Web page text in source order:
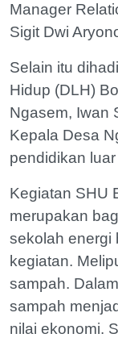
Manager
Sigit Dwi
Selain itu
Hidup (DLH)
Ngasem, Iwan
Kepala Desa
pendidikan
Kegiatan SHU
merupakan
sekolah energi
kegiatan.
sampah.
sampah
nilai ekonomi.